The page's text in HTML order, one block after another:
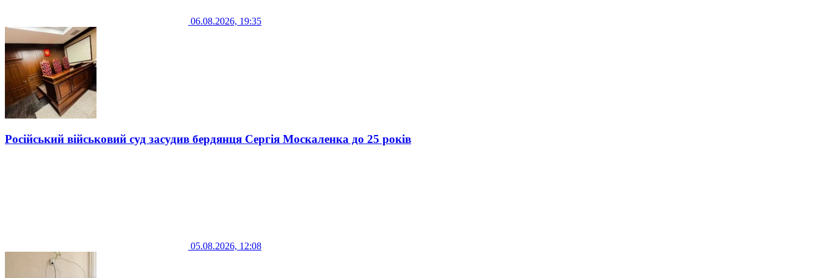
06.08.2026, 19:35
Російський військовий суд засудив бердянця Сергія Москаленка до 25 років
05.08.2026, 12:08